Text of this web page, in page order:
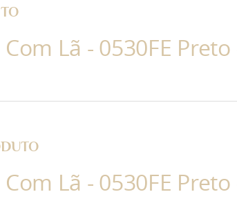
Lã - 0530FE Preto
Lã - 0530FE Preto